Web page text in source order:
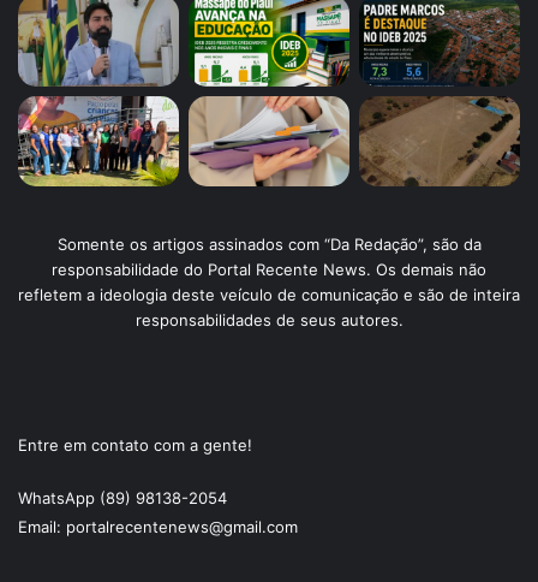
Somente os artigos assinados com “Da Redação”, são da
responsabilidade do Portal Recente News. Os demais não
refletem a ideologia deste veículo de comunicação e são de inteira
responsabilidades de seus autores.
Entre em contato com a gente!
WhatsApp (89) 98138-2054
Email: portalrecentenews@gmail.com